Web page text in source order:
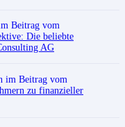
Beitrag vom
Die beliebte
AG
im Beitrag vom
zu finanzieller